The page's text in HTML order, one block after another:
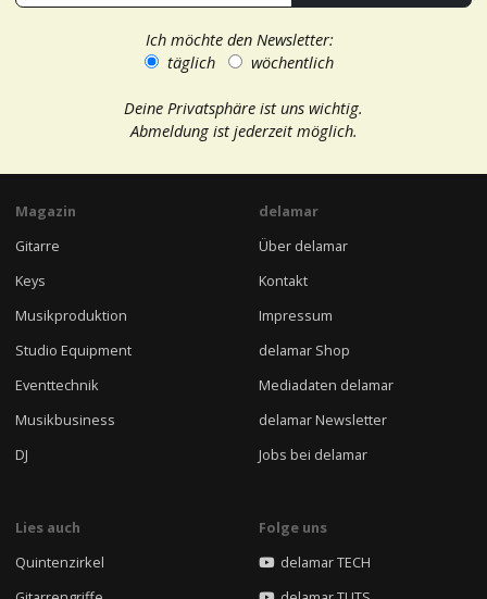
Ich möchte den Newsletter:
täglich
wöchentlich
Deine Privatsphäre ist uns wichtig.
Abmeldung ist jederzeit möglich.
Magazin
Gitarre
Keys
Musikproduktion
Studio Equipment
Eventtechnik
Musikbusiness
DJ
delamar
Über delamar
Kontakt
Impressum
delamar Shop
Mediadaten delamar
delamar Newsletter
Jobs bei delamar
Lies auch
Quintenzirkel
Folge uns
delamar TECH